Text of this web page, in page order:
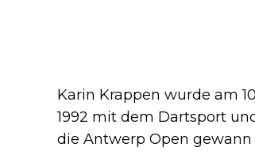
Karin Krappen wurde am
1992 mit dem Dartsport
die Antwerp Open